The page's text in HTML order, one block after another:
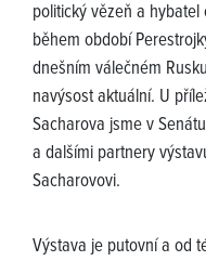
politický vězeň a hybatel
během období
dnešním válečném
navýsost aktuální. U
Sacharova jsme v
a dalšími partnery
Sacharovovi.
Výstava je putovní a od